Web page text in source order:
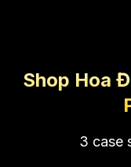
Shop Hoa
3 case